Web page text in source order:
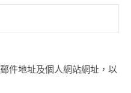
件地址及個人網站網址，以